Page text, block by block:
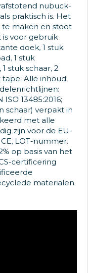
nubuck-
praktisch is. Het
te maken en stoot
voor gebruik
doek, 1 stuk
1 stuk
stuk schaar, 2
tape; Alle inhoud
ISO 13485:2016;
schaar) verpakt in
met alle
zijn voor de EU-
LOT-nummer.
op basis van het
certificering
materialen.